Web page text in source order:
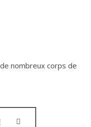
nombreux corps de